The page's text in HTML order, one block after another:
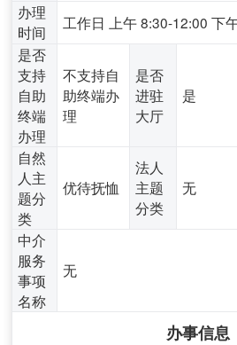
办理
时间
工作日 上午 8:30-12:00 下
是否
支持
自助
终端
办理
不支持自
助终端办
理
是否
进驻
大厅
是
自然
人主
题分
类
优待抚恤
法人
主题
分类
无
中介
服务
事项
名称
无
办事信息